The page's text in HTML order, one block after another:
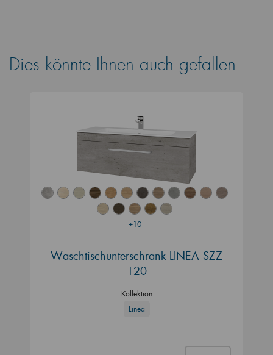
Dies könnte Ihnen auch gefallen
+10
Waschtischunterschrank LINEA SZZ
120
Kollektion
Linea